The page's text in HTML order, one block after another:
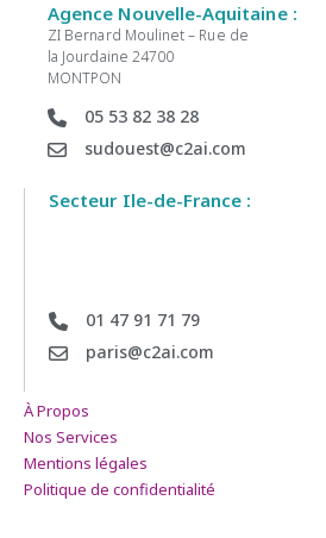
Agence Nouvelle-Aquitaine :
ZI Bernard Moulinet – Rue de
la Jourdaine 24700
MONTPON
05 53 82 38 28
sudouest@c2ai.com
Secteur Ile-de-France :
01 47 91 71 79
paris@c2ai.com
À Propos
Nos Services
Mentions légales
Politique de confidentialité